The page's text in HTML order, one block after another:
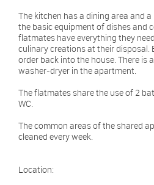
The kitchen has a dining area and
the basic equipment of dishes and
flatmates have everything they
culinary creations at their disposal.
order back into the house. There is
washer-dryer in the apartment.
The flatmates share the use of 2
WC.
The common areas of the shared
cleaned every week.
Location: